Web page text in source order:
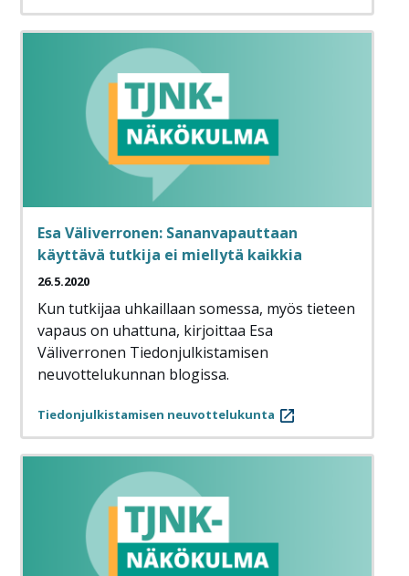
Esa Väliverronen: Sananvapauttaan
käyttävä tutkija ei miellytä kaikkia
26.5.2020
Kun tutkijaa uhkaillaan somessa, myös tieteen
vapaus on uhattuna, kirjoittaa Esa
Väliverronen Tiedonjulkistamisen
neuvottelukunnan blogissa.
Tiedonjulkistamisen neuvottelukunta